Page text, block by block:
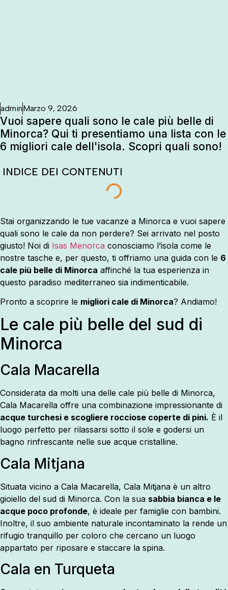
adminMarzo 9, 2026
Vuoi sapere quali sono le cale più belle di
Minorca? Qui ti presentiamo una lista con le
6 migliori cale dell'isola. Scopri quali sono!
INDICE DEI CONTENUTI
Stai organizzando le tue vacanze a Minorca e vuoi sapere
quali sono le cale da non perdere? Sei arrivato nel posto
giusto! Noi di Isas Menorca conosciamo l’isola come le
nostre tasche e, per questo, ti offriamo una guida con le 6
cale più belle di Minorca affinché la tua esperienza in
questo paradiso mediterraneo sia indimenticabile.
Pronto a scoprire le migliori cale di Minorca? Andiamo!
Le cale più belle del sud di
Minorca
Cala Macarella
Considerata da molti una delle cale più belle di Minorca,
Cala Macarella offre una combinazione impressionante di
acque turchesi e scogliere rocciose coperte di pini. È il
luogo perfetto per rilassarsi sotto il sole e godersi un
bagno rinfrescante nelle sue acque cristalline.
Cala Mitjana
Situata vicino a Cala Macarella, Cala Mitjana è un altro
gioiello del sud di Minorca. Con la sua sabbia bianca e le
acque poco profonde, è ideale per famiglie con bambini.
Inoltre, il suo ambiente naturale incontaminato la rende un
rifugio tranquillo per coloro che cercano un luogo
appartato per riposare e staccare la spina.
Cala en Turqueta